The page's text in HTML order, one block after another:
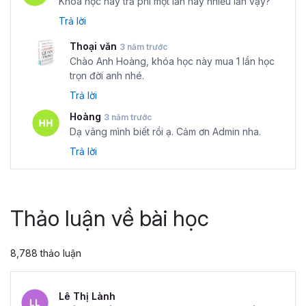
Trả lời
Thoại văn 3 năm trước
Chào Anh Hoàng, khóa học này mua 1 lần học
trọn đời anh nhé.
Trả lời
Hoàng 3 năm trước
Dạ vâng mình biết rồi ạ. Cảm ơn Admin nha.
Trả lời
Thảo luận về bài học
8,788 thảo luận
Lê Thị Lành